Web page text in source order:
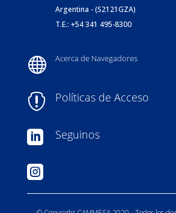
Argentina - (S2121GZA)
T.E.: +54 341 495-8300
 Acerca de Navegadores
 Políticas de Acceso
 Seguinos
